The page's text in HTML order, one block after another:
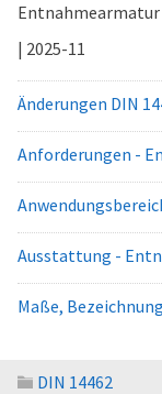
Entnahmearmatur
| 2025-11
Änderungen DIN
Anforderungen -
Ausstattung -
Maße,
DIN 14462